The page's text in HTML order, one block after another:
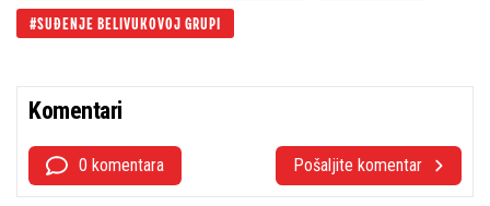
SUĐENJE BELIVUKOVOJ GRUPI
Komentari
0 komentara Pošaljite komentar